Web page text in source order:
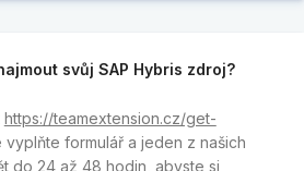
svůj SAP Hybris zdroj?
https://teamextension.cz/get-
vyplňte formulář a jeden z našich
do 24 až 48 hodin, abyste si